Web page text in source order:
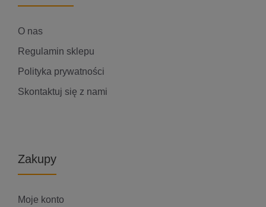
O nas
Regulamin sklepu
Polityka prywatności
Skontaktuj się z nami
Zakupy
Moje konto